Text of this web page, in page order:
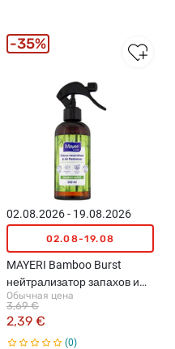
02.08.2026 - 19.08.2026
02.08-19.08
MAYERI Bamboo Burst
нейтрализатор запахов и
освежитель воздуха, 300мл
Обычная цена
2,39 €
3,69 €
0
35%